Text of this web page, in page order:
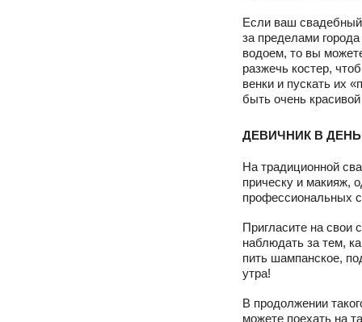
Если ваш свадебный
за пределами
водоем, то вы
разжечь костер,
венки и пускать их
быть очень
ДЕВИЧНИК В
На традиционной
прическу и макияж,
профессиональных
Пригласите на свои
наблюдать за тем,
пить шампанское,
утра!
В продолжении
можете поехать на